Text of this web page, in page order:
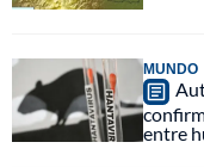
MUNDO
entre